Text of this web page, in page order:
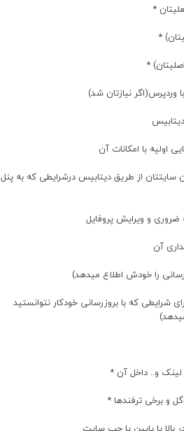
*
*
*
نیازتان شد)
اولیه با امکانات آن
سایتتان از طریق دیتابیس درشرایطی که به پنل
و ویرایش پروفایل
آن
را خودش اطلاع میدهد)
که با بروزرسانی خودکار نتوانستید
و.. داخل آن *
و برخی ترفندها *